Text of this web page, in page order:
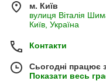
м. Київ
вулиця Віталія
Київ, Україна
Контакти
Сьогодні працює
Показати весь